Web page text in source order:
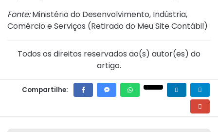
Fonte:Ministério do Desenvolvimento, Indústria,
Comércio e Serviços (Retirado do Meu Site Contábil)
Todos os direitos reservados ao(s) autor(es) do
artigo.
Compartilhe: